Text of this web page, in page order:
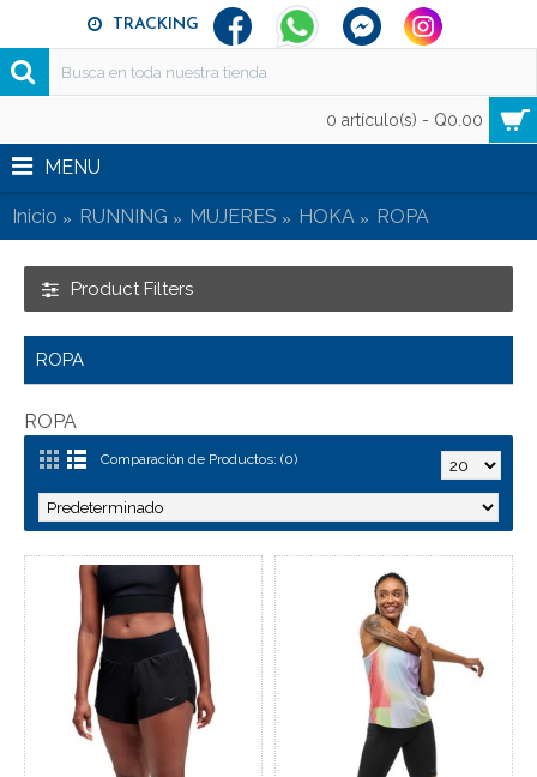
TRACKING
0 artículo(s) - Q0.00
MENU
Inicio RUNNING MUJERES HOKA ROPA
Product Filters
ROPA
ROPA
Comparación de Productos: (0)